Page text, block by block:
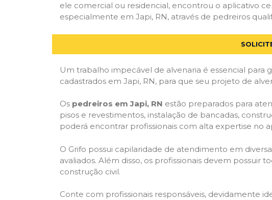
ele comercial ou residencial, encontrou o aplicativo
especialmente em Japi, RN, através de pedreiros
Um trabalho impecável de alvenaria é essencial para
cadastrados em Japi, RN, para que seu projeto de
Os pedreiros em Japi, RN estão preparados para
pisos e revestimentos, instalação de bancadas,
poderá encontrar profissionais com alta expertise no
O Grifo possui capilaridade de atendimento em
avaliados. Além disso, os profissionais devem possuir
construção civil.
Conte com profissionais responsáveis, devidamente